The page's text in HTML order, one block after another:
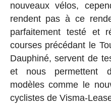
nouveaux vélos,
rendent pas à ce
parfaitement testé et
courses précédant le
Dauphiné, servent de
et nous permettent
modèles comme le
cyclistes de Visma-